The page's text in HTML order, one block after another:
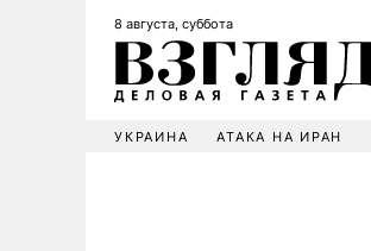
8 августа, суббота
УКРАИНА АТАКА НА ИРАН